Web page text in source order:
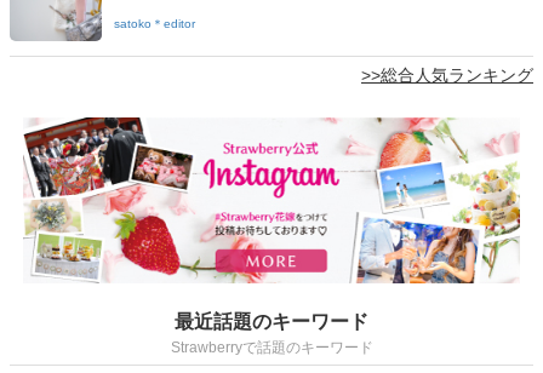
satoko＊editor
>>総合人気ランキング
最近話題のキーワード
Strawberryで話題のキーワード